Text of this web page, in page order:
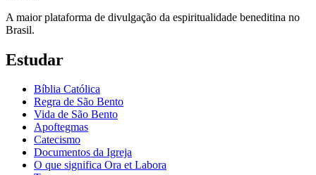
A maior plataforma de divulgação da espiritualidade beneditina no
Brasil.
Estudar
Bíblia Católica
Regra de São Bento
Vida de São Bento
Apoftegmas
Catecismo
Documentos da Igreja
O que significa Ora et Labora